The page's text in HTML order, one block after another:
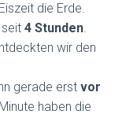
die Erde.
4 Stunden.
wir den
gerade erst vor
haben die